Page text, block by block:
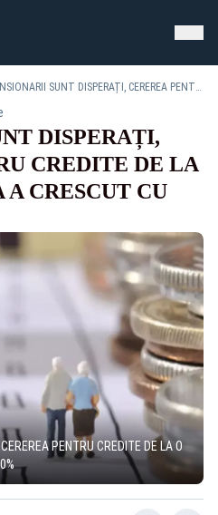
PENSIONARII SUNT DISPERAȚI, CEREREA PENTRU CREDITE DE LA O LUNĂ LA ALTA A CRESCUT CU 30%
DISPERAȚI,
CREDITE DE LA
CRESCUT CU
PENTRU CREDITE DE LA O